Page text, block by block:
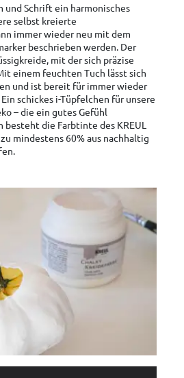
und Schrift ein harmonisches
selbst kreierte
immer wieder neu mit dem
beschrieben werden. Der
mit der sich präzise
einem feuchten Tuch lässt sich
und ist bereit für immer wieder
schickes i-Tüpfelchen für unsere
– die ein gutes Gefühl
die Farbtinte des KREUL
mindestens 60% aus nachhaltig